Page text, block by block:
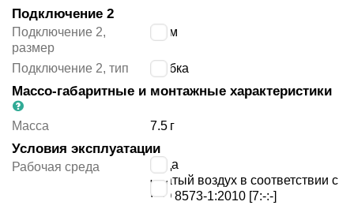
Подключение 2
Подключение 2,
размер
4 мм
Подключение 2, тип трубка
Массо-габаритные и монтажные характеристики
Масса 7.5 г
Условия эксплуатации
Рабочая среда
вода
сжатый воздух в соответствии с
ISO 8573-1:2010 [7:-:-]